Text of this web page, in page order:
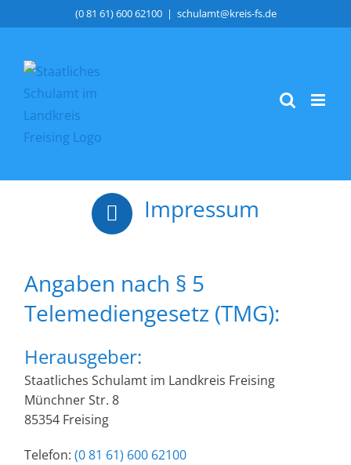
Inhalt
(0 81 61) 600 62100 | schulamt@kreis-fs.de
Impressum
Angaben nach § 5
Telemediengesetz (TMG):
Herausgeber:
Staatliches Schulamt im Landkreis Freising
Münchner Str. 8
85354 Freising
Telefon:(0 81 61) 600 62100